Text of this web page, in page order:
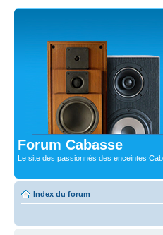
Forum Cabasse
Le site des passionnés des enceintes
Index du forum